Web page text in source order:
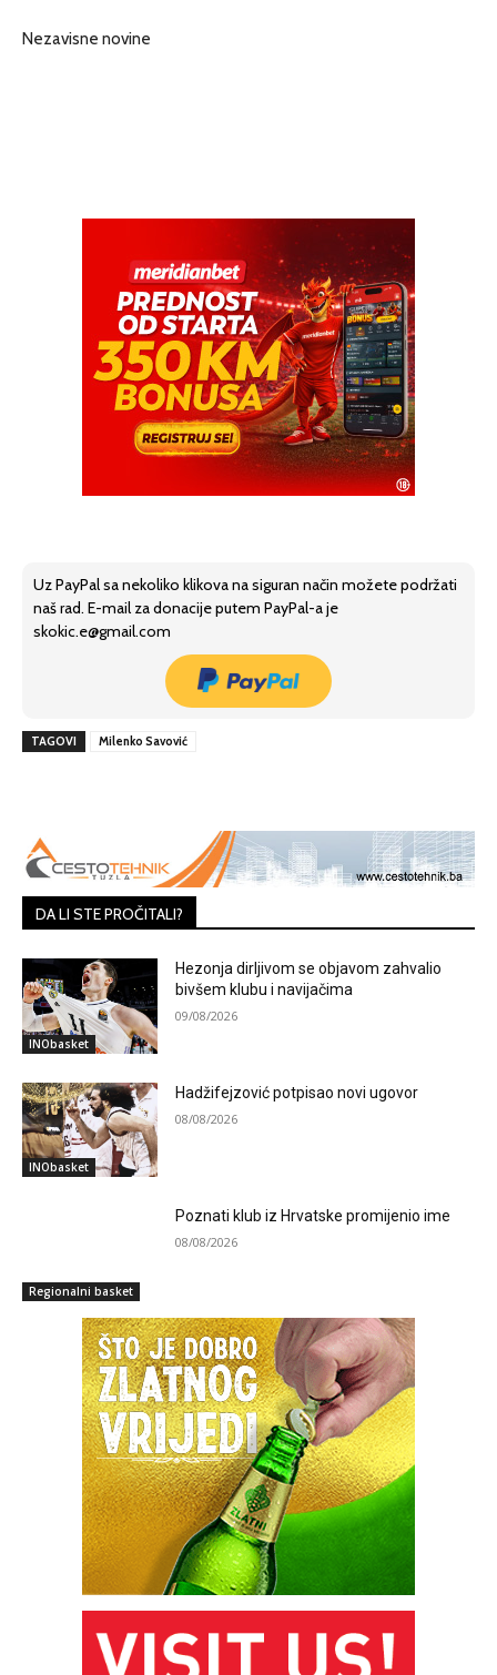
Nezavisne novine
Uz PayPal sa nekoliko klikova na siguran način možete podržati
naš rad. E-mail za donacije putem PayPal-a je
skokic.e@gmail.com
TAGOVI Milenko Savović
DA LI STE PROČITALI?
INObasket
Hezonja dirljivom se objavom zahvalio
bivšem klubu i navijačima
09/08/2026
INObasket
Hadžifejzović potpisao novi ugovor
08/08/2026
Regionalni basket
Poznati klub iz Hrvatske promijenio ime
08/08/2026